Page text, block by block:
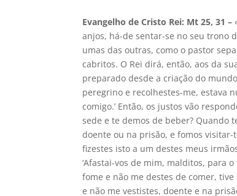
Evangelho de Cristo Rei: Mt 25, 31 –
anjos, há-de sentar-se no seu trono
umas das outras, como o pastor
cabritos. O Rei dirá, então, aos da
preparado desde a criação do
peregrino e recolhestes-me, estava
comigo.’ Então, os justos vão
sede e te demos de beber? Quando
doente ou na prisão, e fomos visitar-
fizestes isto a um destes meus
‘Afastai-vos de mim, malditos, para
fome e não me destes de comer,
e não me vestistes, doente e na